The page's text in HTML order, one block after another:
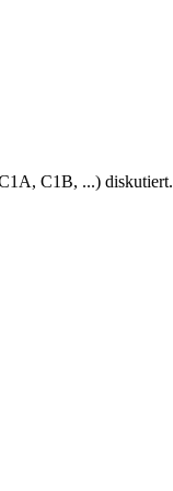
C1B, ...) diskutiert.